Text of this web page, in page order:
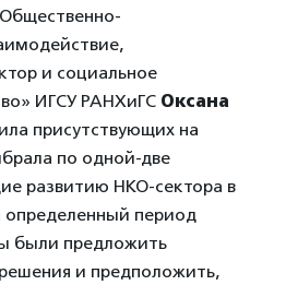
и социальное
ИГСУ РАНХиГС Оксана
присутствующих на
по одной-две
развитию НКО-сектора в
определенный период
были предложить
и предположить,